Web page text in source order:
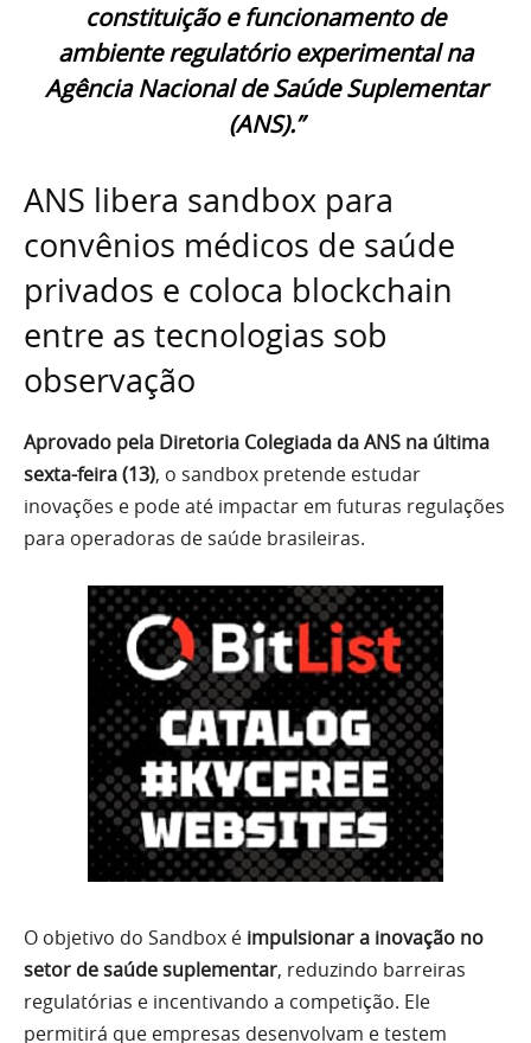
constituição e funcionamento de
ambiente regulatório experimental na
Agência Nacional de Saúde Suplementar
(ANS).”
ANS libera sandbox para
convênios médicos de saúde
privados e coloca blockchain
entre as tecnologias sob
observação
Aprovado pela Diretoria Colegiada da ANS na última
sexta-feira (13), o sandbox pretende estudar
inovações e pode até impactar em futuras regulações
para operadoras de saúde brasileiras.
O objetivo do Sandbox é impulsionar a inovação no
setor de saúde suplementar, reduzindo barreiras
regulatórias e incentivando a competição. Ele
permitirá que empresas desenvolvam e testem